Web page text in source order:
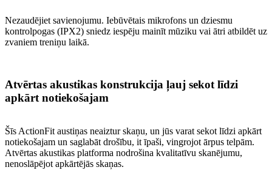
Nezaudējiet savienojumu. Iebūvētais mikrofons un dziesmu
kontrolpogas (IPX2) sniedz iespēju mainīt mūziku vai ātri atbildēt uz
zvaniem treniņu laikā.
Atvērtas akustikas konstrukcija ļauj sekot līdzi
apkārt notiekošajam
Šīs ActionFit austiņas neaiztur skaņu, un jūs varat sekot līdzi apkārt
notiekošajam un saglabāt drošību, it īpaši, vingrojot ārpus telpām.
Atvērtas akustikas platforma nodrošina kvalitatīvu skanējumu,
nenoslāpējot apkārtējās skaņas.